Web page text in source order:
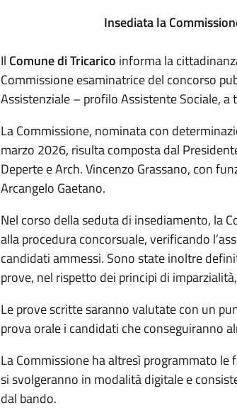
Insediata la
Il Comune di Tricarico informa la
Commissione esaminatrice del concorso
Assistenziale – profilo Assistente Sociale,
La Commissione, nominata con
marzo 2026, risulta composta dal
Deperte e Arch. Vincenzo Grassano, con
Arcangelo Gaetano.
Nel corso della seduta di insediamento, la
alla procedura concorsuale, verificando
candidati ammessi. Sono state inoltre
prove, nel rispetto dei principi di
Le prove scritte saranno valutate con un
prova orale i candidati che conseguiranno
La Commissione ha altresì programmato
si svolgeranno in modalità digitale e
dal bando.